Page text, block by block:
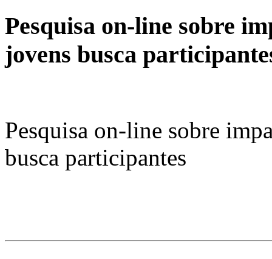
Pesquisa on-line sobre
jovens busca
Pesquisa on-line sobre
busca participantes